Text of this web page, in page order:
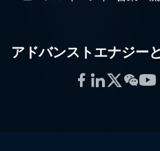
アドバンストエナジー
Facebook
LinkedIn
Twitter